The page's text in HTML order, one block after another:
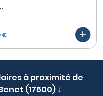
€
à proximité de
(17600) ↓